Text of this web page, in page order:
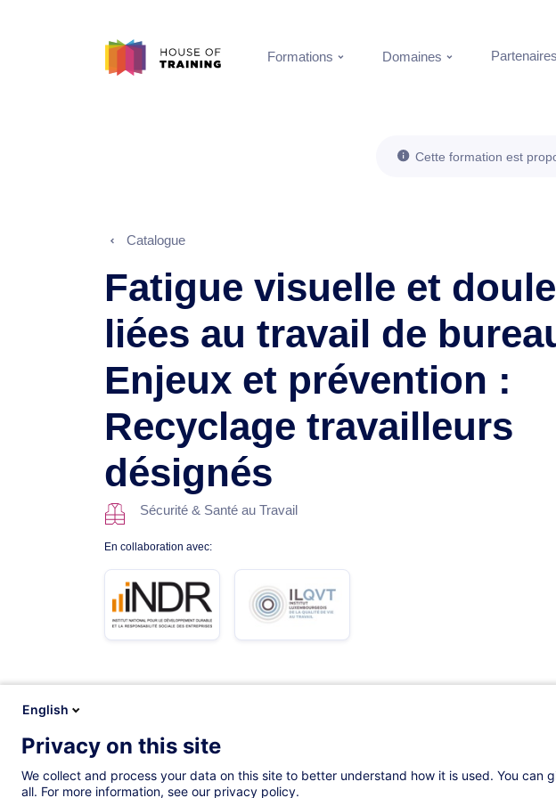
Formations Domaines Partenaires
Cette formation est
Catalogue
Fatigue visuelle et
liées au travail de
Enjeux et prévention :
Recyclage travailleurs
désignés
Sécurité & Santé au Travail
En collaboration avec:
English
Privacy on this site
We collect and process your data on this site to better understand how it is used. You
all. For more information, see our privacy policy.